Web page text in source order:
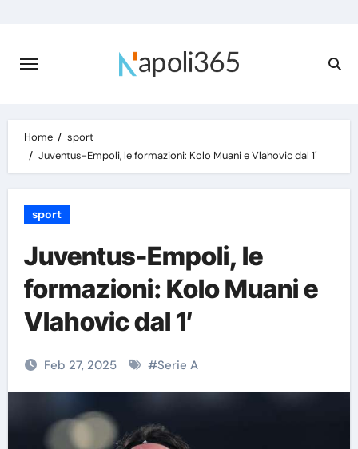
content
Home
sport
Juventus-Empoli, le formazioni: Kolo Muani e Vlahovic dal 1′
sport
Juventus-Empoli, le
formazioni: Kolo Muani e
Vlahovic dal 1′
Feb 27, 2025 #Serie A